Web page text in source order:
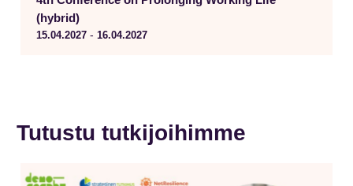
(hybrid)
15.04.2027 - 16.04.2027
Tutustu tutkijoihimme